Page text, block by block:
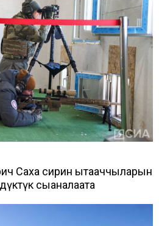
Саха сирин ытааччыларын
сыаналаата